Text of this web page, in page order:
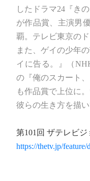
したドラマ24『き
が作品賞、主演男
覇。テレビ東京の
また、ゲイの少年
イに告る。』（
の『俺のスカート
も作品賞で上位に
彼らの生き方を描
第101回 ザテレビ
https://thetv.jp/feature/